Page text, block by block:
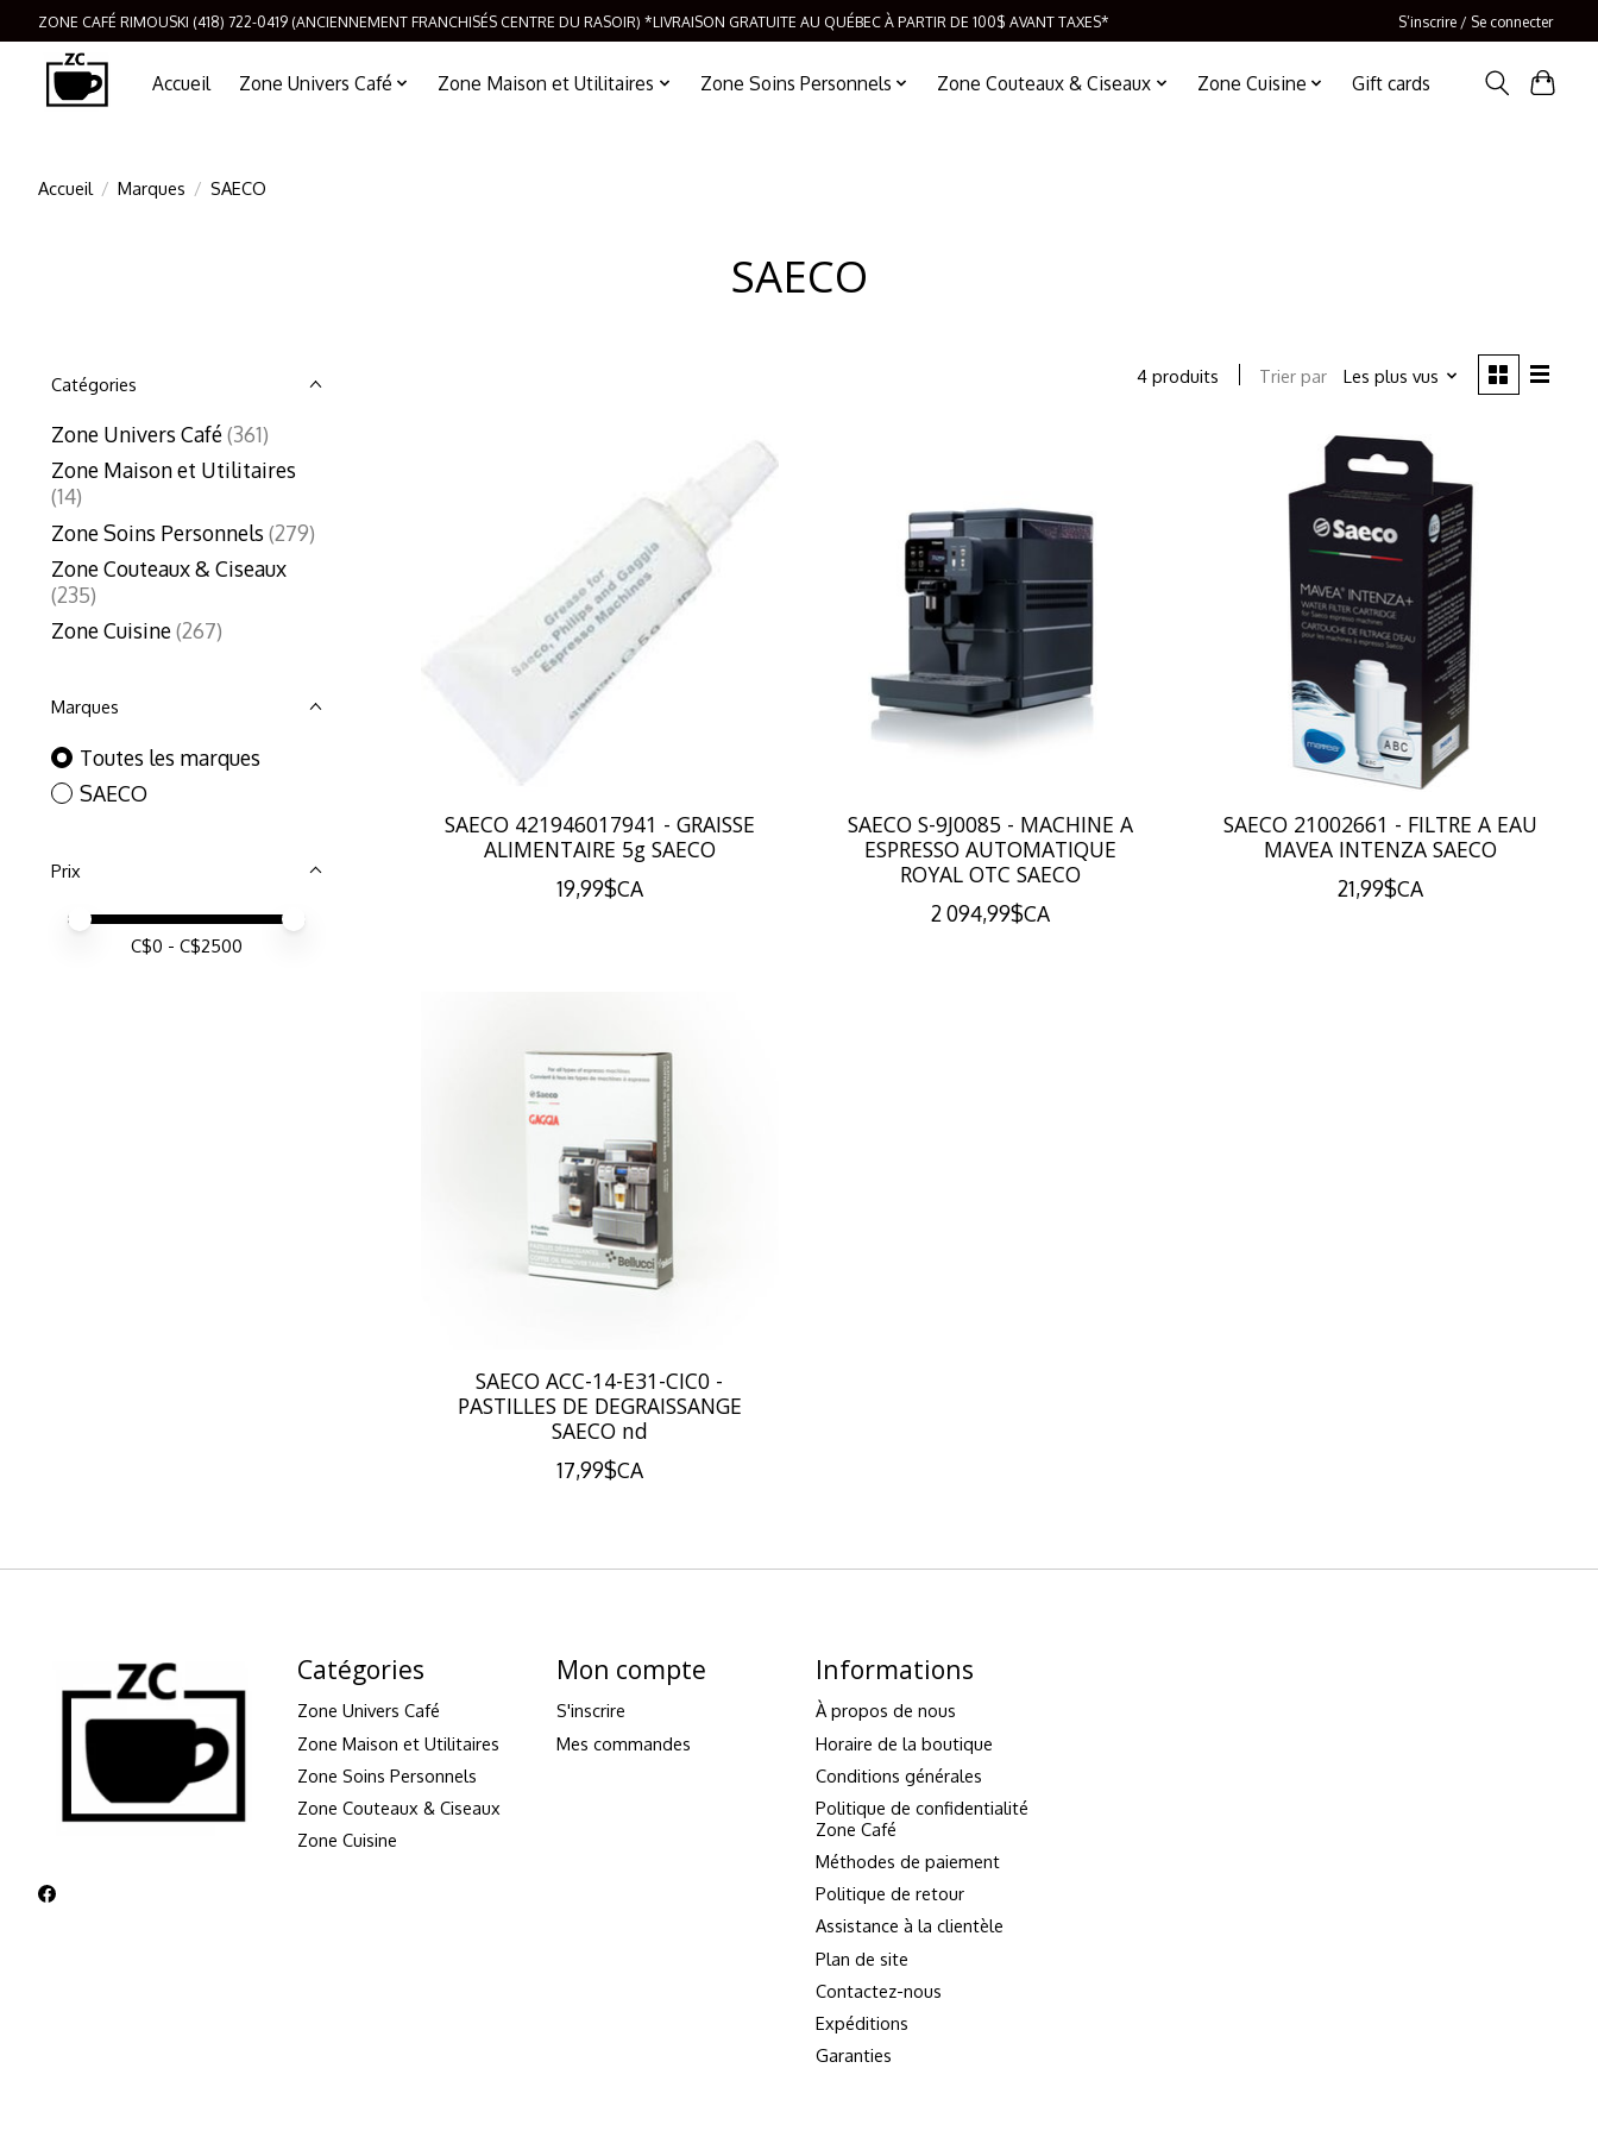
ZONE CAFÉ RIMOUSKI (418) 722-0419 (ANCIENNEMENT FRANCHISÉS CENTRE DU RASOIR) *LIVRAISON GRATUITE AU QUÉBEC À PARTIR DE 100$ AVANT TAXES* S’inscrire / Se connecter
Accueil Zone Univers Café Zone Maison et Utilitaires Zone Soins Personnels Zone Couteaux & Ciseaux Zone Cuisine Gift cards
Accueil / Marques / SAECO
SAECO
Catégories
Zone Univers Café(361)
Zone Maison et Utilitaires
(14)
Zone Soins Personnels (279)
Zone Couteaux & Ciseaux
(235)
Zone Cuisine(267)
Marques
Toutes les marques
SAECO
Prix
Prix minimum
Price maximum value
C$0 - C$2500
4 produits Trier par Les plus vus
SAECO 421946017941 - GRAISSE
ALIMENTAIRE 5g SAECO
19,99$CA
SAECO S-9J0085 - MACHINE A
ESPRESSO AUTOMATIQUE
ROYAL OTC SAECO
2 094,99$CA
SAECO 21002661 - FILTRE A EAU
MAVEA INTENZA SAECO
21,99$CA
SAECO ACC-14-E31-CIC0 -
PASTILLES DE DEGRAISSANGE
SAECO nd
17,99$CA
Catégories
Zone Univers Café
Zone Maison et Utilitaires
Zone Soins Personnels
Zone Couteaux & Ciseaux
Zone Cuisine
Mon compte
S'inscrire
Mes commandes
Informations
À propos de nous
Horaire de la boutique
Conditions générales
Politique de confidentialité
Zone Café
Méthodes de paiement
Politique de retour
Assistance à la clientèle
Plan de site
Contactez-nous
Expéditions
Garanties